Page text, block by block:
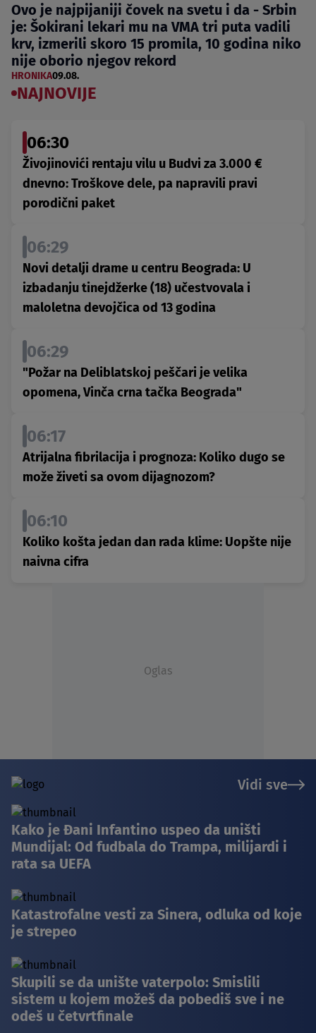
Ovo je najpijaniji čovek na svetu i da - Srbin
je: Šokirani lekari mu na VMA tri puta vadili
krv, izmerili skoro 15 promila, 10 godina niko
nije oborio njegov rekord
HRONIKA09.08.
NAJNOVIJE
06:30
Živojinovići rentaju vilu u Budvi za 3.000 €
dnevno: Troškove dele, pa napravili pravi
porodični paket
06:29
Novi detalji drame u centru Beograda: U
izbadanju tinejdžerke (18) učestvovala i
maloletna devojčica od 13 godina
06:29
"Požar na Deliblatskoj peščari je velika
opomena, Vinča crna tačka Beograda"
06:17
Atrijalna fibrilacija i prognoza: Koliko dugo se
može živeti sa ovom dijagnozom?
06:10
Koliko košta jedan dan rada klime: Uopšte nije
naivna cifra
Oglas
Vidi sve
Kako je Đani Infantino uspeo da uništi
Mundijal: Od fudbala do Trampa, milijardi i
rata sa UEFA
Katastrofalne vesti za Sinera, odluka od koje
je strepeo
Skupili se da unište vaterpolo: Smislili
sistem u kojem možeš da pobediš sve i ne
odeš u četvrtfinale